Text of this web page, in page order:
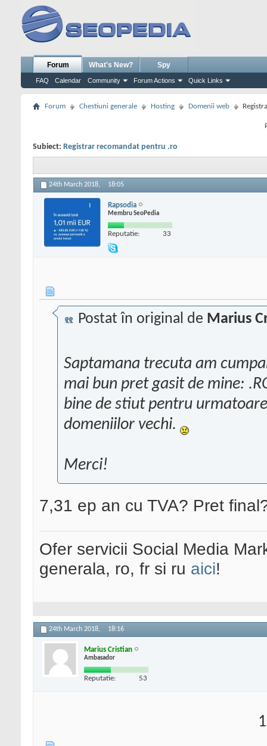
Forum
FAQ Calendar Community Forum Actions Quick Links
What's New? Spy
Forum Chestiuni generale Hosting Domenii web
Subiect: Registrar recomandat pentru .ro
24th March 2018, 18:05
Rapsodia
Membru SeoPedia
Reputatie: 33
Postat în original de Marius
Saptamana trecuta am
mai bun pret gasit de mine:
bine de stiut pentru
domeniilor vechi.
Merci!
7,31 ep an cu TVA? Pret
Ofer servicii Social Media
generala, ro, fr si ru aici!
24th March 2018, 18:16
Marius Cristian
Ambasador
Reputatie: 53